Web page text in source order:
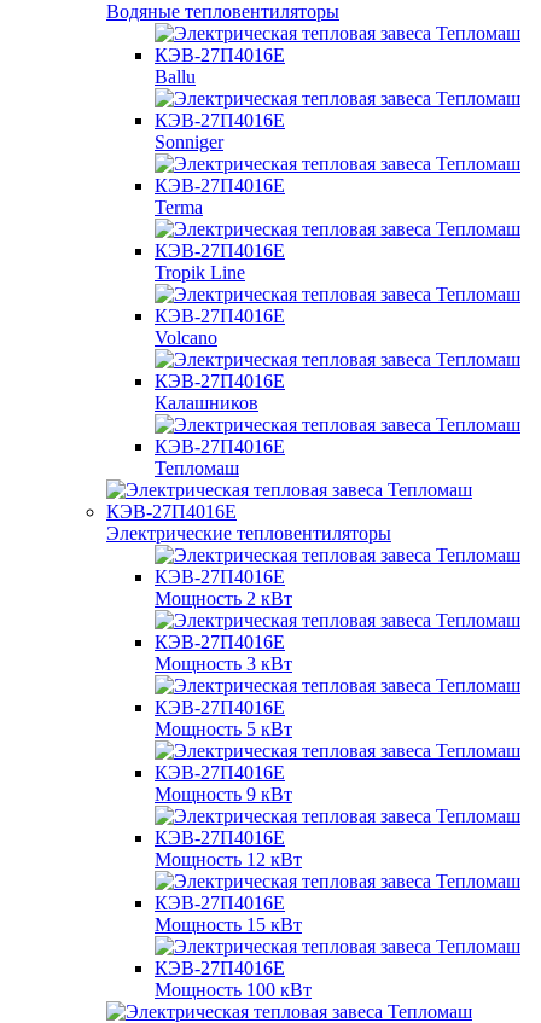
Водяные тепловентиляторы
Ballu
Sonniger
Terma
Tropik Line
Volcano
Калашников
Тепломаш
Электрические тепловентиляторы
Мощность 2 кВт
Мощность 3 кВт
Мощность 5 кВт
Мощность 9 кВт
Мощность 12 кВт
Мощность 15 кВт
Мощность 100 кВт